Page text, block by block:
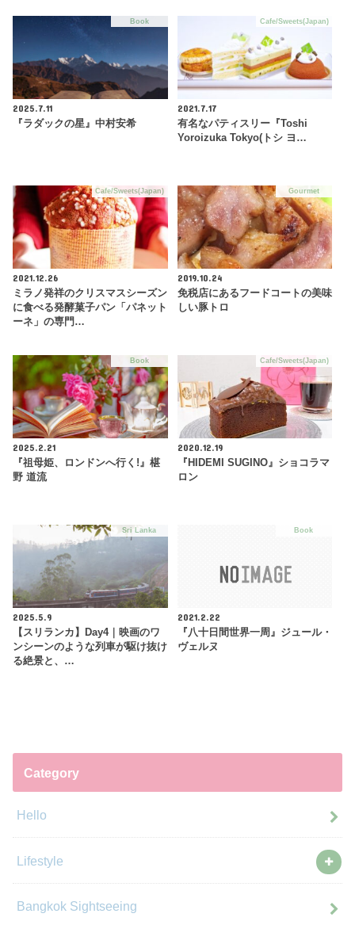
Book
2025.7.11
『ラダックの星』中村安希
Cafe/Sweets(Japan)
2021.7.17
有名なパティスリー『Toshi
Yoroizuka Tokyo(トシ ヨ…
Cafe/Sweets(Japan)
2021.12.26
ミラノ発祥のクリスマスシーズン
に食べる発酵菓子パン「パネット
ーネ」の専門…
Gourmet
2019.10.24
免税店にあるフードコートの美味
しい豚トロ
Book
2025.2.21
『祖母姫、ロンドンへ行く!』椹
野 道流
Cafe/Sweets(Japan)
2020.12.19
『HIDEMI SUGINO』ショコラマ
ロン
Sri Lanka
2025.5.9
【スリランカ】Day4｜映画のワ
ンシーンのような列車が駆け抜け
る絶景と、…
Book
2021.2.22
『八十日間世界一周』ジュール・
ヴェルヌ
Category
Hello
Lifestyle
Bangkok Sightseeing